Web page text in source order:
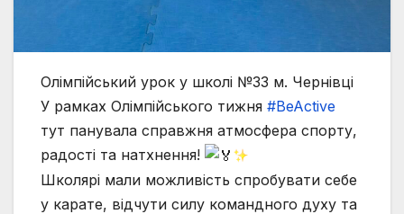
Олімпійський урок у школі №33 м. Чернівці
У рамках Олімпійського тижня #BeActive
тут панувала справжня атмосфера спорту,
радості та натхнення!
Школярі мали можливість спробувати себе
у карате, відчути силу командного духу та